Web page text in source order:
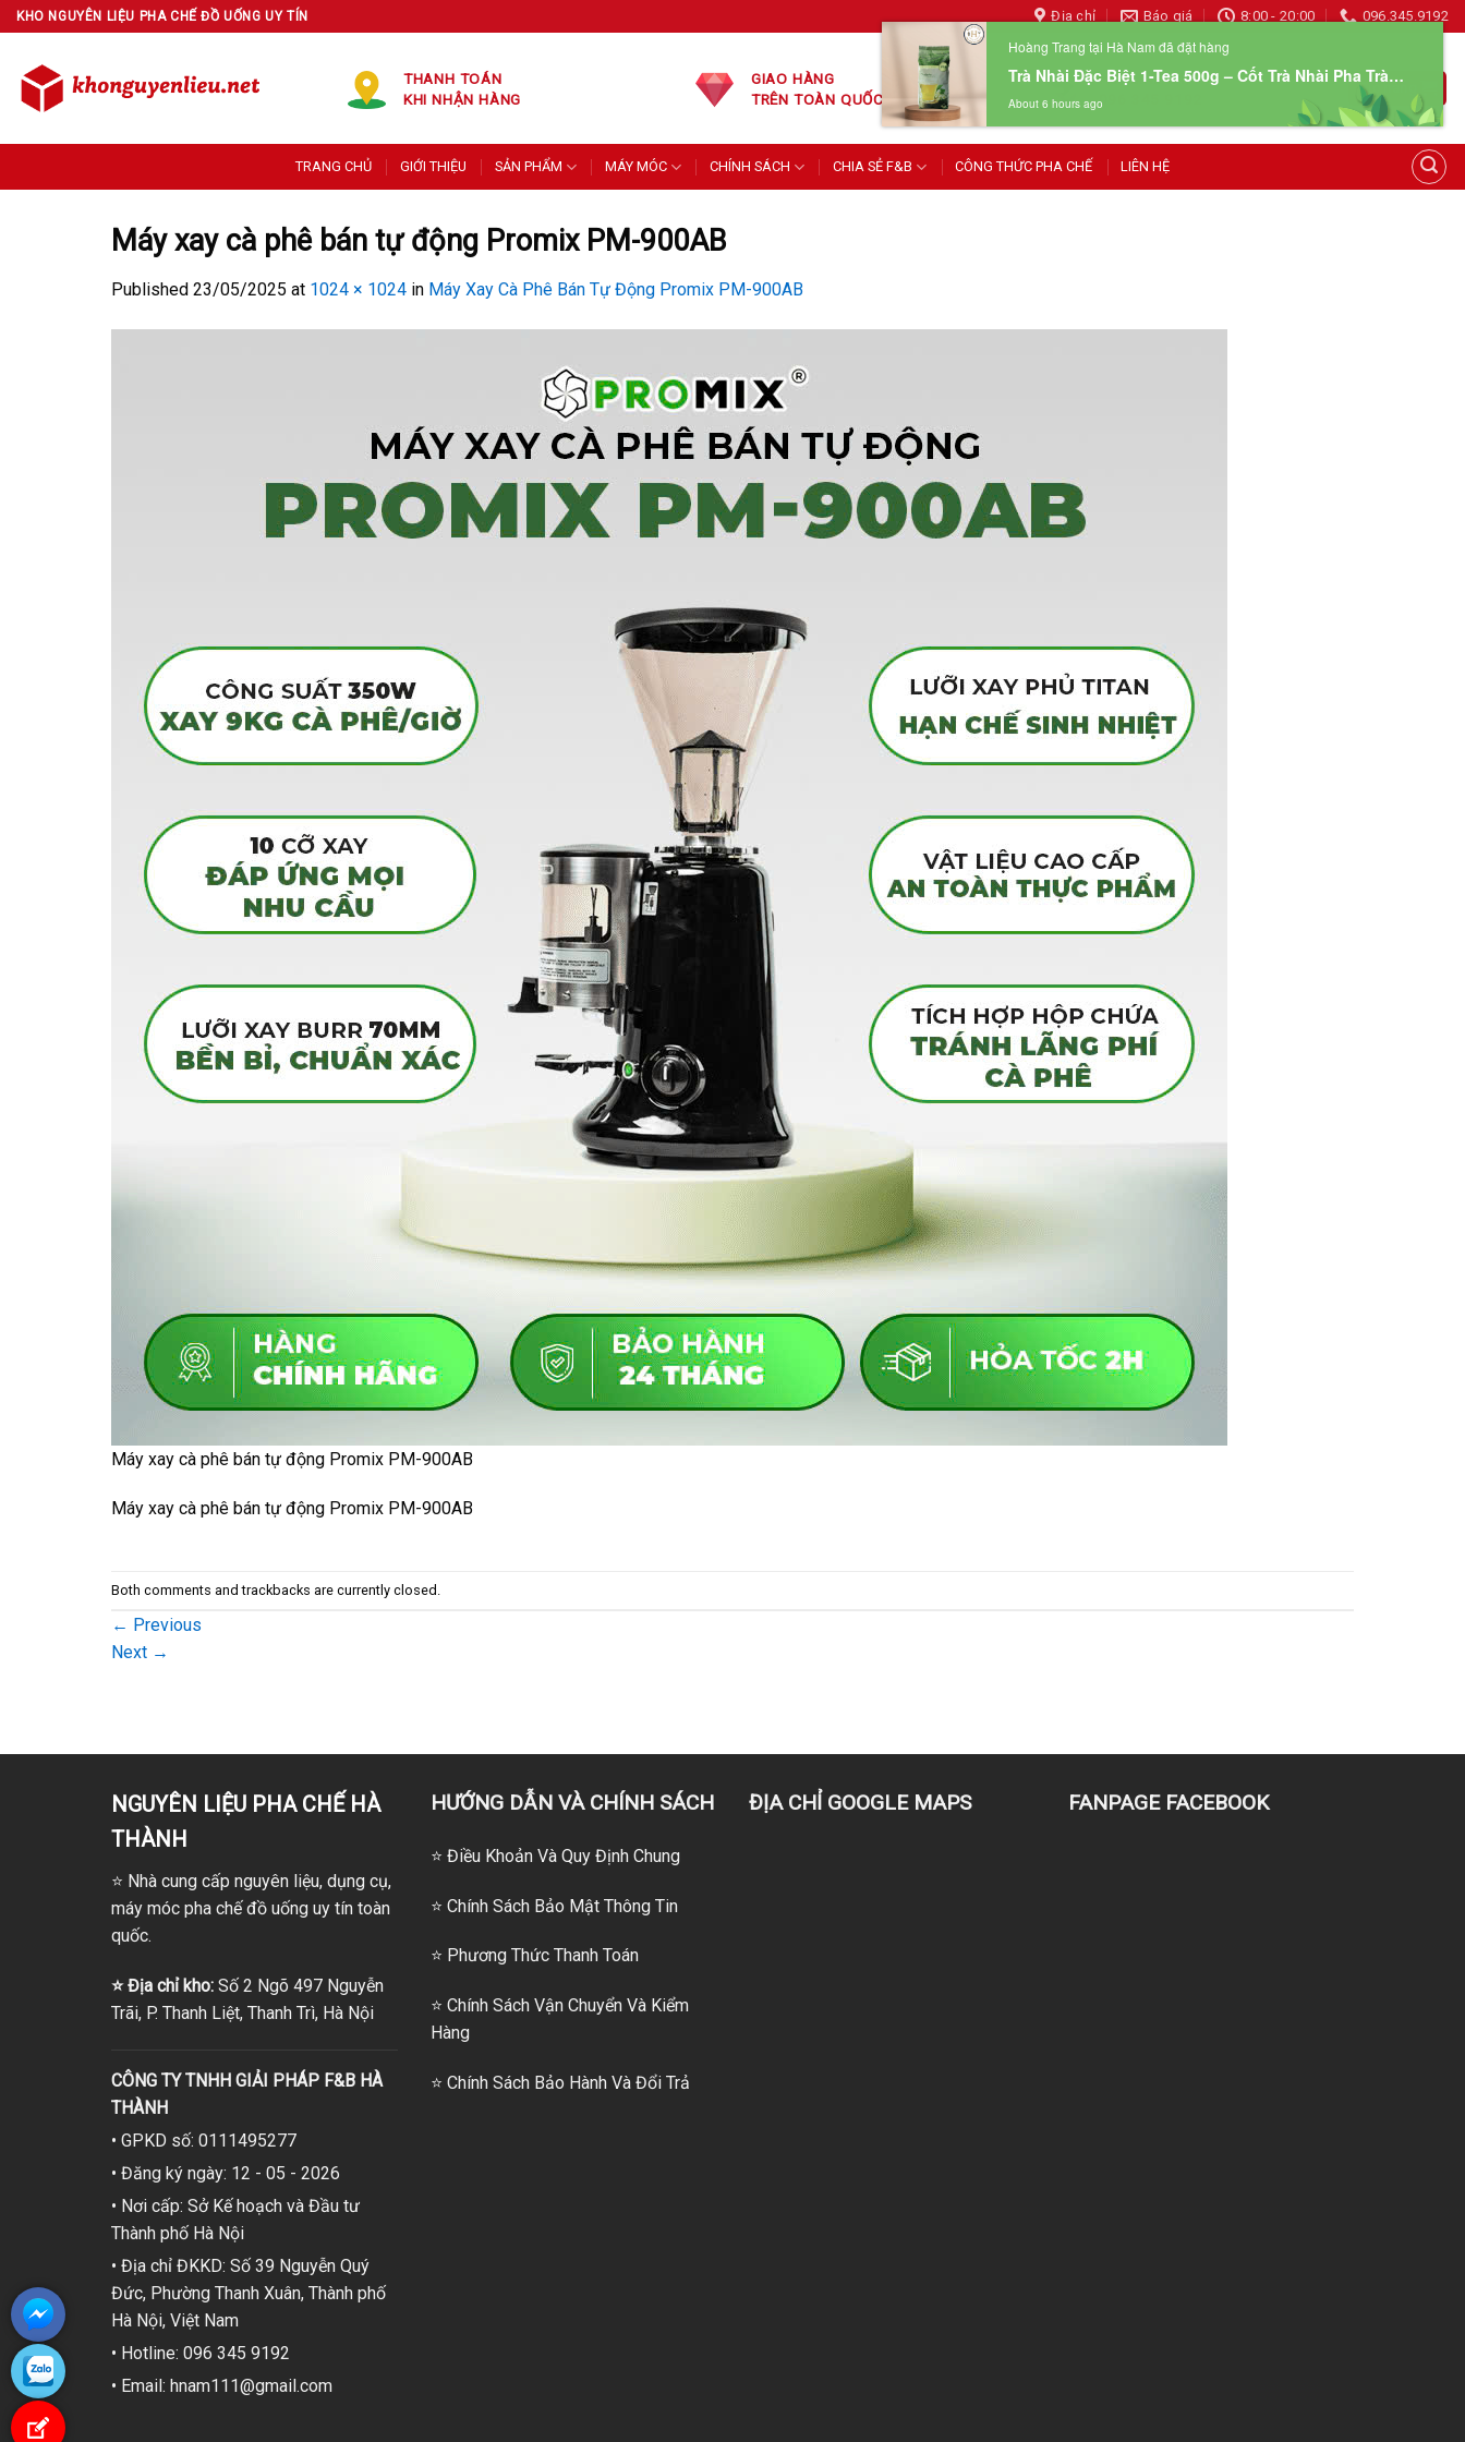
Skip
to
content
KHO NGUYÊN LIỆU PHA CHẾ ĐỒ UỐNG UY TÍN Địa chỉ Báo giá 8:00 - 20:00 096.345.9192
THANH TOÁN
KHI NHẬN HÀNG
GIAO HÀNG
TRÊN TOÀN QUỐC
HOTLINE 24/7
096 345 9192
Giỏ hàng
TRANG CHỦ GIỚI THIỆU SẢN PHẨM MÁY MÓC CHÍNH SÁCH CHIA SẺ F&B CÔNG THỨC PHA CHẾ LIÊN HỆ
Máy xay cà phê bán tự động Promix PM-900AB
Published 23/05/2025 at 1024 × 1024 in Máy Xay Cà Phê Bán Tự Động Promix PM-900AB
Máy xay cà phê bán tự động Promix PM-900AB
Máy xay cà phê bán tự động Promix PM-900AB
Both comments and trackbacks are currently closed.
← Previous
Next →
NGUYÊN LIỆU PHA CHẾ HÀ
THÀNH
⭐ Nhà cung cấp nguyên liệu, dụng cụ,
máy móc pha chế đồ uống uy tín toàn
quốc.
⭐Địa chỉ kho: Số 2 Ngõ 497 Nguyễn
Trãi, P. Thanh Liệt, Thanh Trì, Hà Nội
CÔNG TY TNHH GIẢI PHÁP F&B HÀ
THÀNH
• GPKD số: 0111495277
• Đăng ký ngày: 12 - 05 - 2026
• Nơi cấp: Sở Kế hoạch và Đầu tư
Thành phố Hà Nội
• Địa chỉ ĐKKD: Số 39 Nguyễn Quý
Đức, Phường Thanh Xuân, Thành phố
Hà Nội, Việt Nam
• Hotline: 096 345 9192
• Email: hnam111@gmail.com
HƯỚNG DẪN VÀ CHÍNH SÁCH
⭐ Điều Khoản Và Quy Định Chung
⭐ Chính Sách Bảo Mật Thông Tin
⭐ Phương Thức Thanh Toán
⭐ Chính Sách Vận Chuyển Và Kiểm
Hàng
⭐ Chính Sách Bảo Hành Và Đổi Trả
ĐỊA CHỈ GOOGLE MAPS FANPAGE FACEBOOK
Hoàng Trang tại Hà Nam đã đặt hàng
Trà Nhài Đặc Biệt 1-Tea 500g – Cốt Trà Nhài Pha Trà Chanh Đậm Vị
About 6 hours ago